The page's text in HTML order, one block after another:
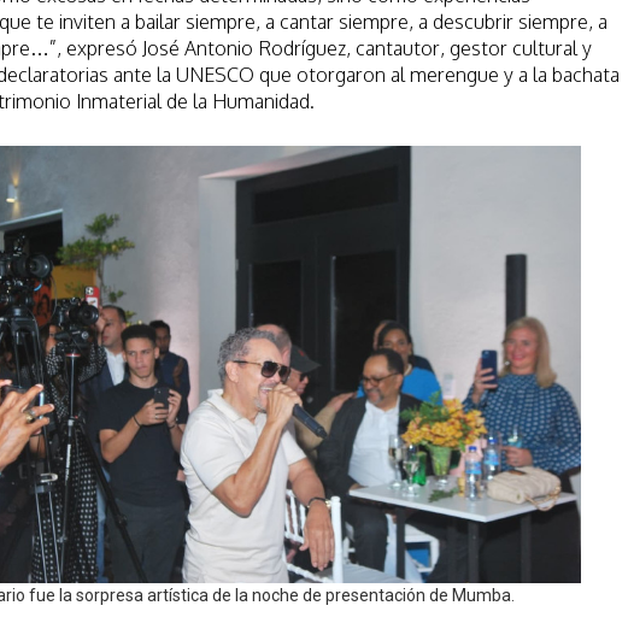
te inviten a bailar siempre, a cantar siempre, a descubrir siempre, a
expresó José Antonio Rodríguez, cantautor, gestor cultural y
ante la UNESCO que otorgaron al merengue y a la bachata
Inmaterial de la Humanidad.
fue la sorpresa artística de la noche de presentación de Mumba.